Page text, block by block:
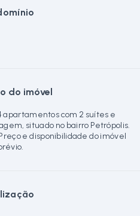
do imóvel
com 2 suítes e
situado no bairro Petrópolis.
e disponibilidade do imóvel